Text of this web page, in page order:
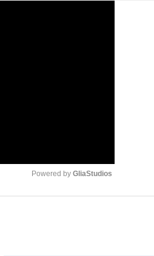
Powered by GliaStudios